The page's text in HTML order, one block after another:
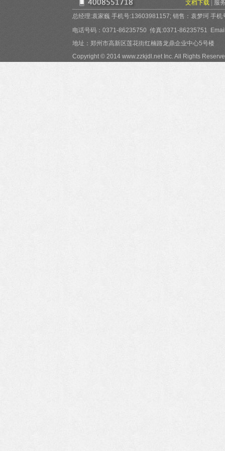
文档下载
服
总经理:袁家巍 手机号:13603981157; 销售：袁梦珂 手
电话号码：0371-86235750 传真:0371-86235751
地址：郑州市高新区莲花街红楠路龙鼎企业中心5号楼
Copyright © 2014 www.zzkjdl.net Inc. All Rights